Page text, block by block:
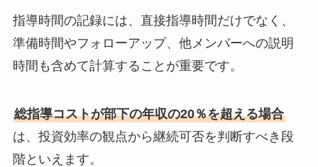
指導時間の記録には、直接指導時間だけでなく、
準備時間やフォローアップ、他メンバーへの説明
時間も含めて計算することが重要です。
総指導コストが部下の年収の20％を超える場合
は、投資効率の観点から継続可否を判断すべき段
階といえます。